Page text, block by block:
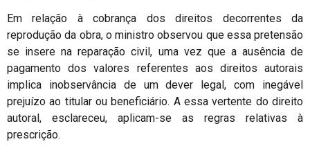
Em relação à cobrança dos direitos decorrentes da
reprodução da obra, o ministro observou que essa pretensão
se insere na reparação civil, uma vez que a ausência de
pagamento dos valores referentes aos direitos autorais
implica inobservância de um dever legal, com inegável
prejuízo ao titular ou beneficiário. A essa vertente do direito
autoral, esclareceu, aplicam-se as regras relativas à
prescrição.